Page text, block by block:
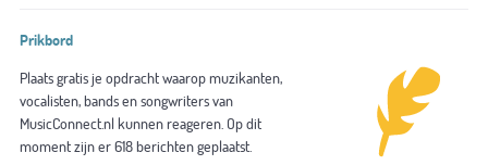
Prikbord
Plaats gratis je opdracht waarop muzikanten,
vocalisten, bands en songwriters van
MusicConnect.nl kunnen reageren. Op dit
moment zijn er 618 berichten geplaatst.